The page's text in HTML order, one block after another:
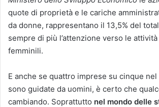
quote di proprietà e le cariche
da donne, rappresentano il 13,5% del
sempre di più l’attenzione verso le
femminili.
E anche se quattro imprese su cinque
sono guidate da uomini, è certo che
cambiando. Soprattutto nel mondo delle